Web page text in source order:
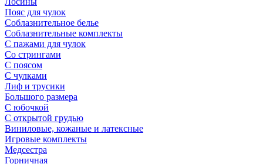
Пояс для чулок
Соблазнительное белье
Соблазнительные комплекты
С пажами для чулок
Со стрингами
С поясом
С чулками
Лиф и трусики
Большого размера
С юбочкой
С открытой грудью
Виниловые, кожаные и латексные
Игровые комплекты
Медсестра
Горничная